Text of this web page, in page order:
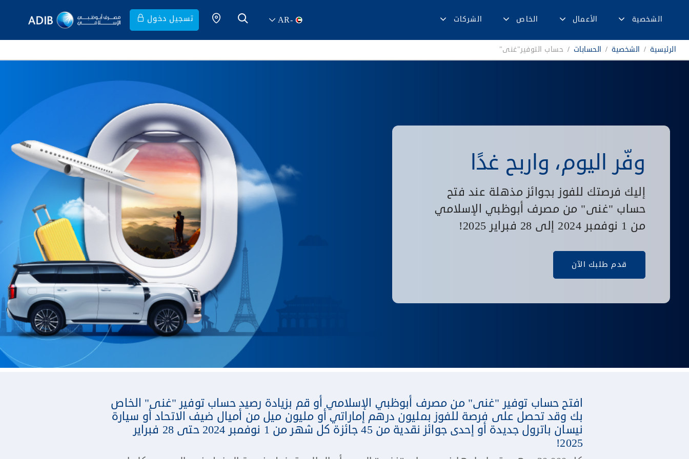
الشخصية الأعمال الخاص الشركات -
AR تسجيل دخول
الرئيسية / الشخصية / الحسابات / حساب التوفير"غنى"
وفّر اليوم، واربح غدًا
إليك فرصتك للفوز بجوائز مذهلة عند فتح
حساب "غنى" من مصرف أبوظبي الإسلامي
من 1 نوفمبر 2024 إلى 28 فبراير 2025!
قدم طلبك الآن
افتح حساب توفير "غنى" من مصرف أبوظبي الإسلامي أو قم بزيادة رصيد حساب توفير "غنى" الخاص
بك وقد تحصل على فرصة للفوز بمليون درهم إماراتي أو مليون ميل من أميال ضيف الاتحاد أو سيارة
نيسان باترول جديدة أو إحدى جوائز نقدية من 45 جائزة كل شهر من 1 نوفمبر 2024 حتى 28 فبراير
2025!